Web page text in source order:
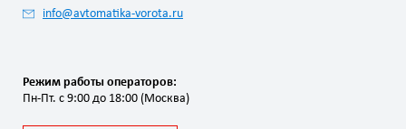
info@avtomatika-vorota.ru
Режим работы операторов:
Пн-Пт. с 9:00 до 18:00 (Москва)